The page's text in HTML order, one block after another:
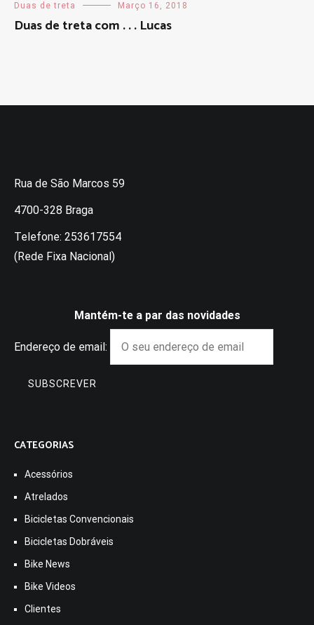
Duas de treta Março 16, 2018
Duas de treta com . . . Lucas
Rua de São Marcos 59
4700-328 Braga
Telefone: 253617554
(Rede Fixa Nacional)
Mantém-te a par das novidades
Endereço de email:
CATEGORIAS
Acessórios
Atrelados
Bicicletas Convencionais
Bicicletas Dobráveis
Bike News
Bike Videos
Clientes